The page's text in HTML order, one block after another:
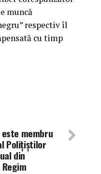
muncă
respectiv îl
cu timp
este membru
Poliţiştilor
din